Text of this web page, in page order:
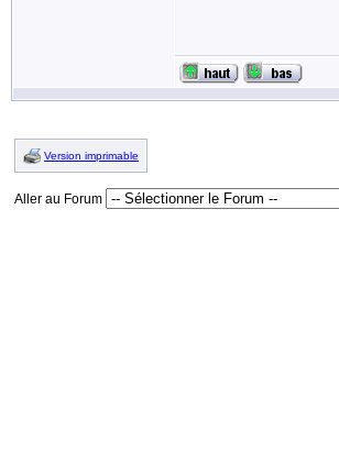
Version imprimable
Aller au Forum